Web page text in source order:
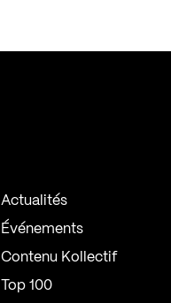
Actualités
Événements
Contenu Kollectif
Top 100